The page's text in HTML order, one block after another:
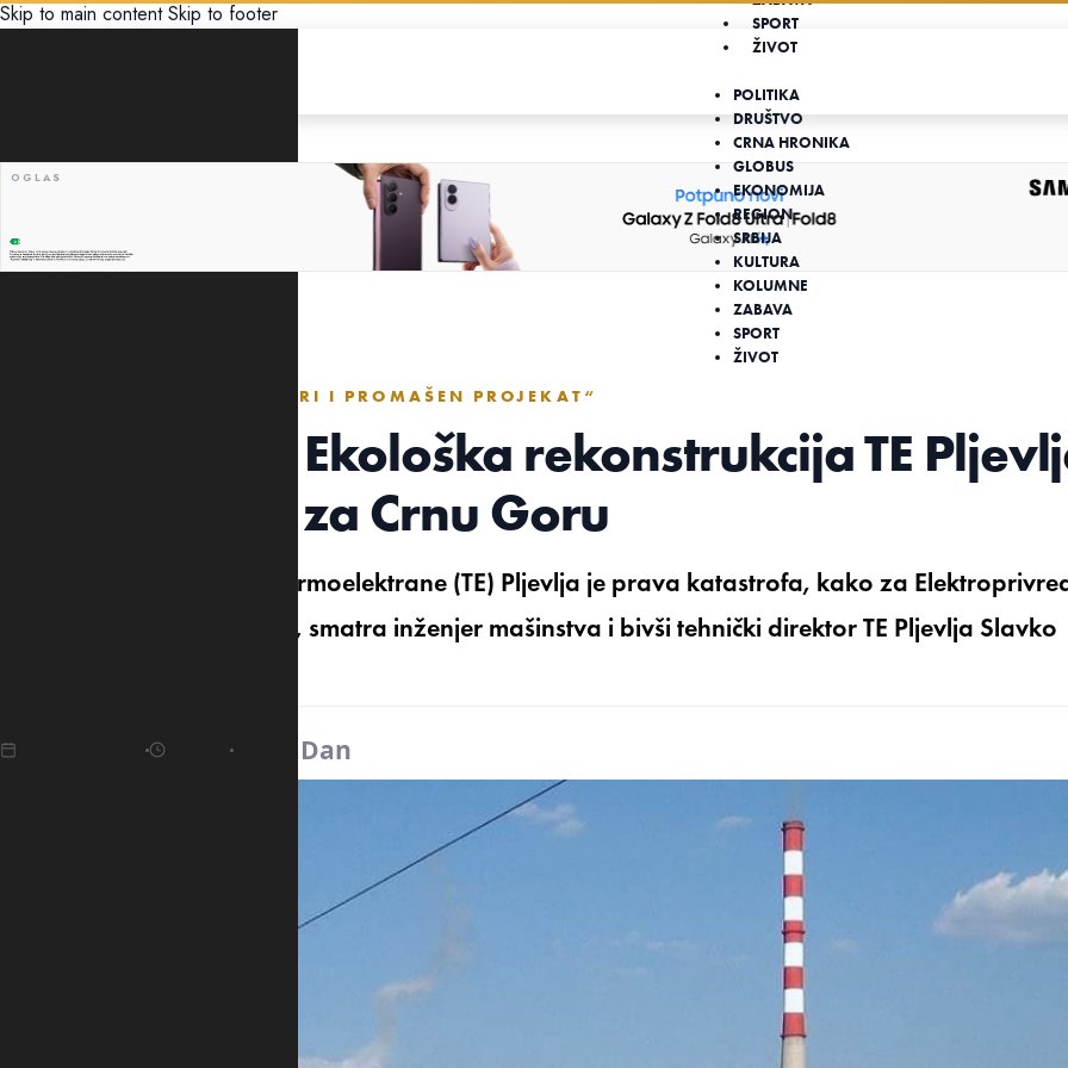
Skip to main content Skip to footer
SPORT
ŽIVOT
POLITIKA
DRUŠTVO
CRNA HRONIKA
GLOBUS
EKONOMIJA
REGION
SRBIJA
KULTURA
KOLUMNE
ZABAVA
SPORT
ŽIVOT
„TOPLIFIKACIJA JE JOŠ GORI I PROMAŠEN PROJEKAT“
Vukašinović: Ekološka rekonstrukcija TE
je katastrofa za Crnu Goru
Ekološka rekonstrukcija Termoelektrane (TE) Pljevlja je prava katastrofa, kako za
tako i za čitavu Crnu Goru, smatra inženjer mašinstva i bivši tehnički direktor TE Pljevlja Slavko
Dan